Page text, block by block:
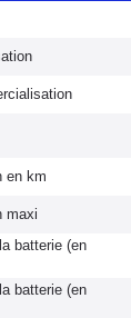
en km
maxi
batterie (en
batterie (en